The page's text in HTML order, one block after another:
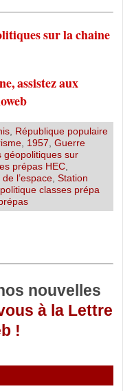
sur la chaine
assistez aux
, République populaire
, 1957 Guerre
géopolitiques sur
prépas HEC,
l’espace, Station
classes prépa
nouvelles
à la Lettre
!